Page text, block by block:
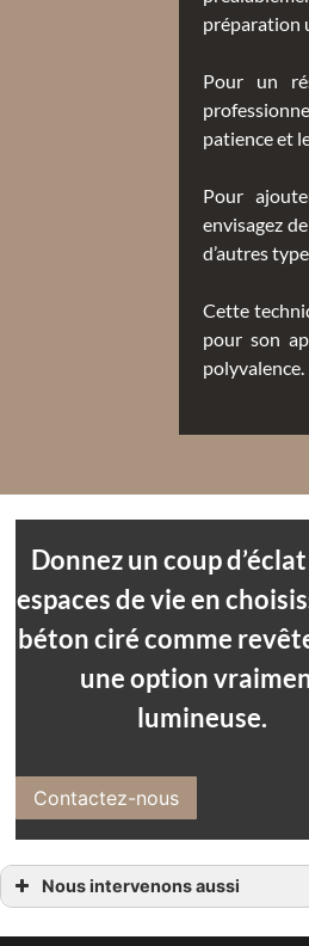
préparation
Pour un
patience et
Pour
envisagez
d’autres
Cette
pour son
polyvalence.
Donnez un coup
espaces de vie en
béton ciré comme
une option
lumineuse.
Contactez-nous
Nous intervenons aussi